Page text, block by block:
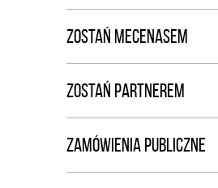
ZOSTAŃ MECENASEM
ZOSTAŃ PARTNEREM
ZAMÓWIENIA PUBLICZNE